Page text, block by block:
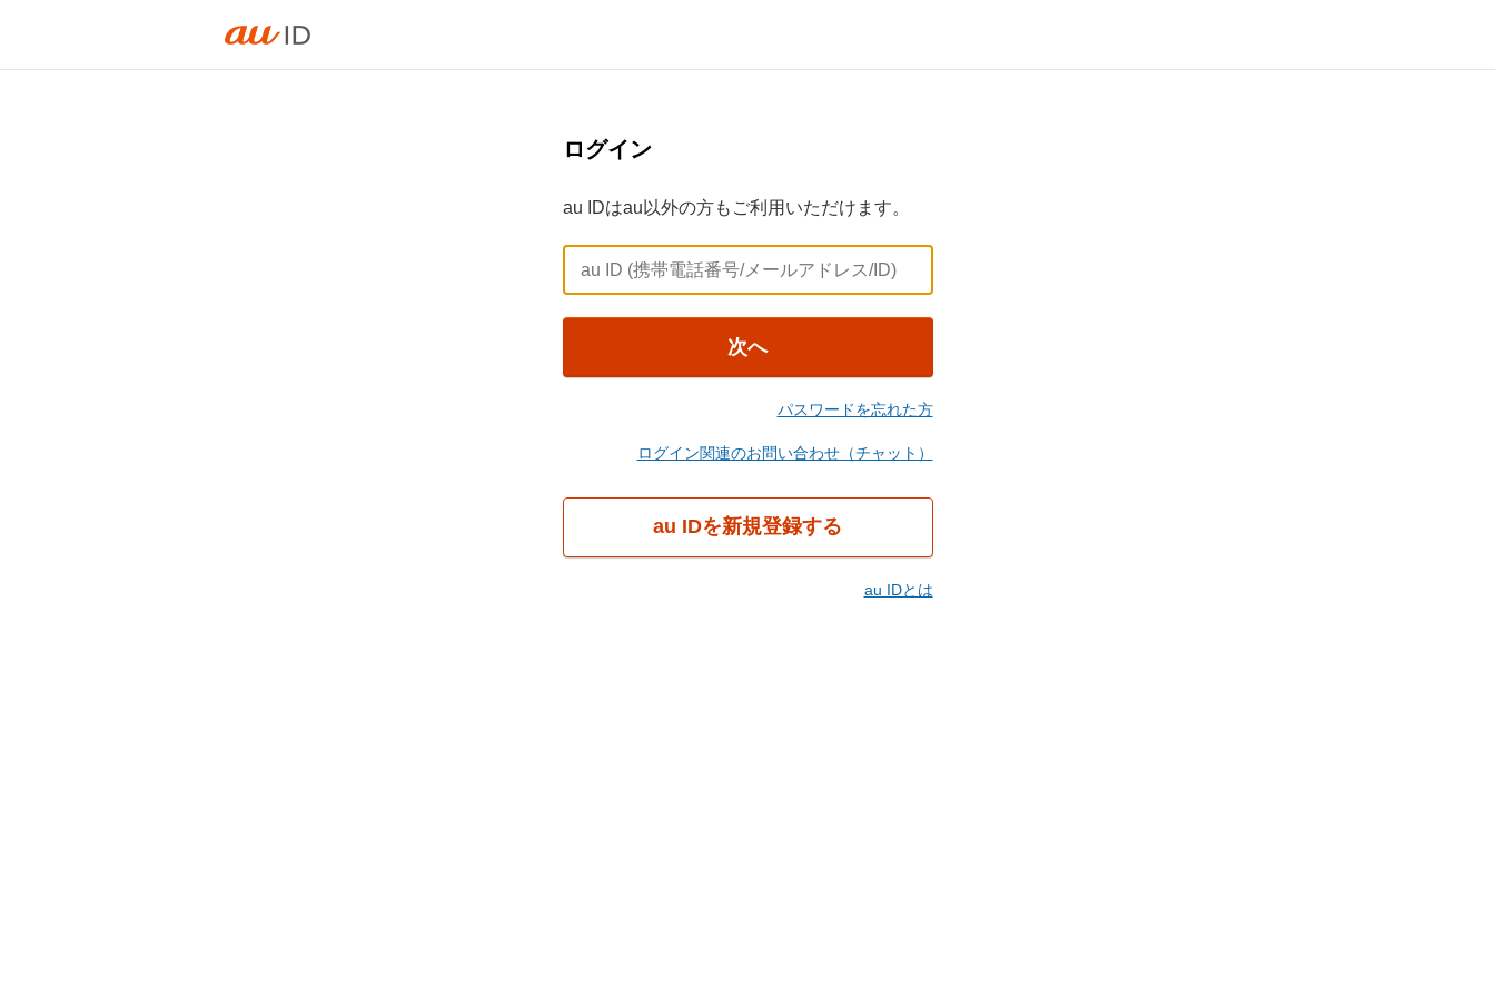
ログイン
au IDはau以外の方もご利用いただけます。
次へ
パスワードを忘れた方
ログイン関連のお問い合わせ（チャット）
au IDを新規登録する
au IDとは